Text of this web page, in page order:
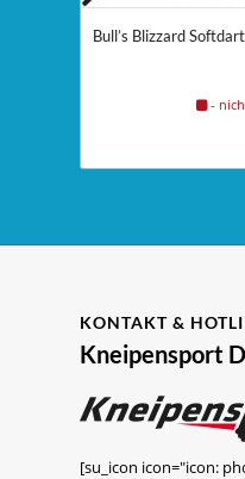
Bull’s Blizzard
-
KONTAKT &
Kneipensport
[su_icon icon="icon: